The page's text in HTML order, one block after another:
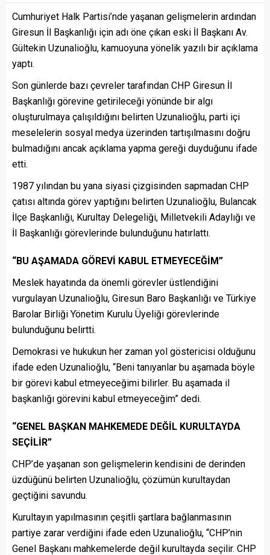
Cumhuriyet Halk Partisi’nde yaşanan gelişmelerin ardından
Giresun İl Başkanlığı için adı öne çıkan eski İl Başkanı Av.
Gültekin Uzunalioğlu, kamuoyuna yönelik yazılı bir açıklama
yaptı.
Son günlerde bazı çevreler tarafından CHP Giresun İl
Başkanlığı görevine getirileceği yönünde bir algı
oluşturulmaya çalışıldığını belirten Uzunalioğlu, parti içi
meselelerin sosyal medya üzerinden tartışılmasını doğru
bulmadığını ancak açıklama yapma gereği duyduğunu ifade
etti.
1987 yılından bu yana siyasi çizgisinden sapmadan CHP
çatısı altında görev yaptığını belirten Uzunalioğlu, Bulancak
İlçe Başkanlığı, Kurultay Delegeliği, Milletvekili Adaylığı ve
İl Başkanlığı görevlerinde bulunduğunu hatırlattı.
“BU AŞAMADA GÖREVİ KABUL ETMEYECEĞİM”
Meslek hayatında da önemli görevler üstlendiğini
vurgulayan Uzunalioğlu, Giresun Baro Başkanlığı ve Türkiye
Barolar Birliği Yönetim Kurulu Üyeliği görevlerinde
bulunduğunu belirtti.
Demokrasi ve hukukun her zaman yol göstericisi olduğunu
ifade eden Uzunalioğlu, “Beni tanıyanlar bu aşamada böyle
bir görevi kabul etmeyeceğimi bilirler. Bu aşamada il
başkanlığı görevini kabul etmeyeceğim” dedi.
“GENEL BAŞKAN MAHKEMEDE DEĞİL KURULTAYDA
SEÇİLİR”
CHP’de yaşanan son gelişmelerin kendisini de derinden
üzdüğünü belirten Uzunalioğlu, çözümün kurultaydan
geçtiğini savundu.
Kurultayın yapılmasının çeşitli şartlara bağlanmasının
partiye zarar verdiğini ifade eden Uzunalioğlu, “CHP’nin
Genel Başkanı mahkemelerde değil kurultayda seçilir. CHP